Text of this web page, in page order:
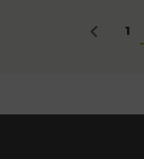
Zurück
1